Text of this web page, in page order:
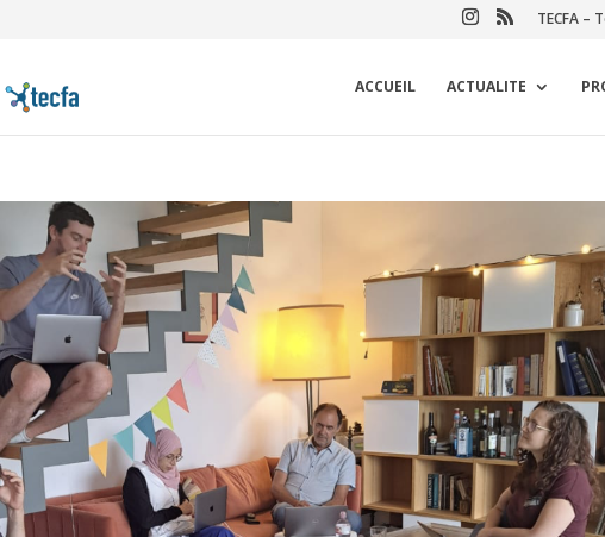
TECFA –
ACCUEIL ACTUALITE